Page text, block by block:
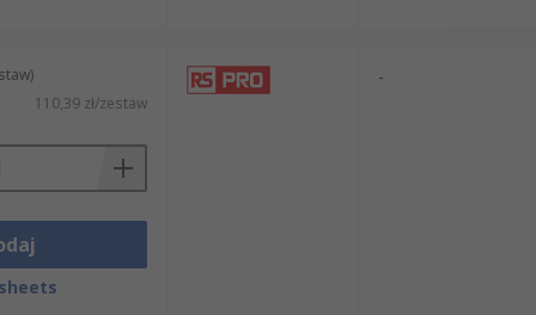
110,39 zł/zestaw
-